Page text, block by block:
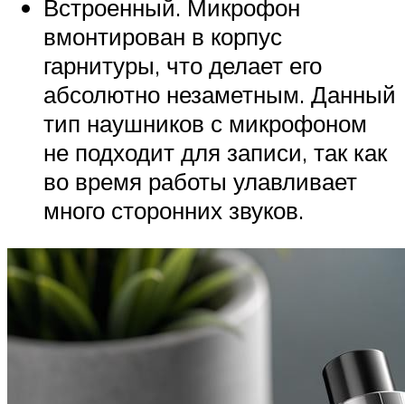
Встроенный. Микрофон
вмонтирован в корпус
гарнитуры, что делает его
абсолютно незаметным. Данный
тип наушников с микрофоном
не подходит для записи, так как
во время работы улавливает
много сторонних звуков.